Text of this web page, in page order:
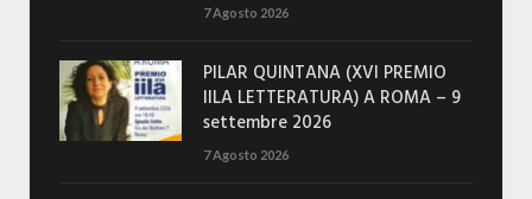
7 Agosto 2026
PILAR QUINTANA (XVI PREMIO
IILA LETTERATURA) A ROMA – 9
settembre 2026
7 Agosto 2026